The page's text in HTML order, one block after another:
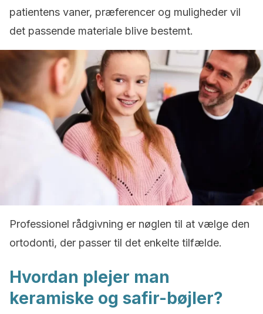
patientens vaner, præferencer og muligheder vil
det passende materiale blive bestemt.
Professionel rådgivning er nøglen til at vælge den
ortodonti, der passer til det enkelte tilfælde.
Hvordan plejer man
keramiske og safir-bøjler?